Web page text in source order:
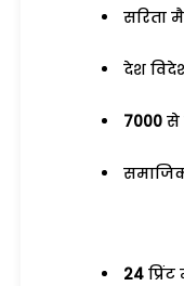
सरिता
देश
7000 से
24